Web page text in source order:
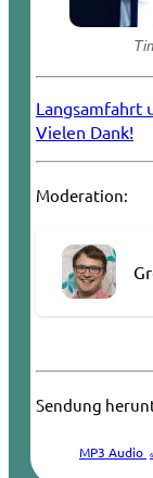
Langsamfahrt
Vielen Dank!
Moderation:
Sendung
MP3 Audio